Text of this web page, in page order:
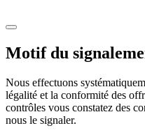
Motif du
Nous effectuons
légalité et la conformité des
contrôles vous constatez des
nous le signaler.